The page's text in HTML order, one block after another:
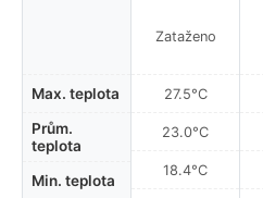
Max. teplota
Prům.
teplota
Min. teplota
Zataženo
27.5°C
23.0°C
18.4°C